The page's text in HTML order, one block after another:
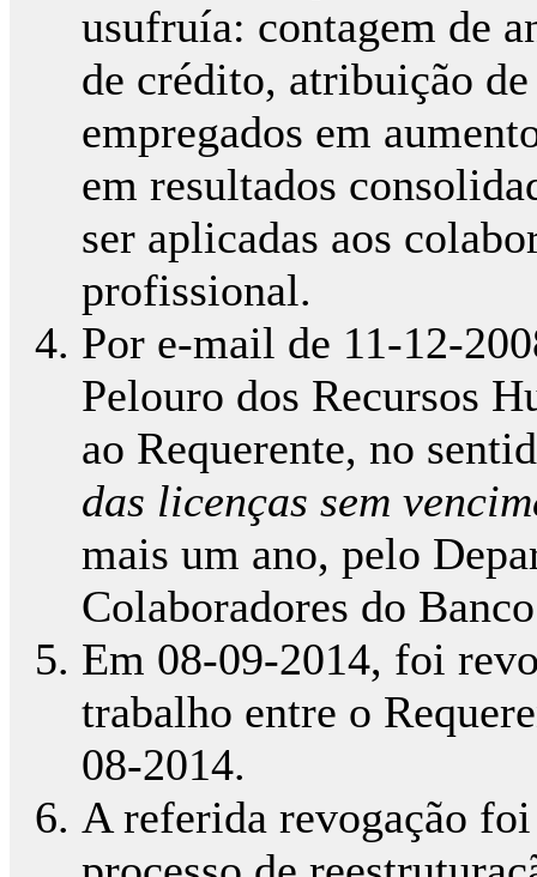
usufruía: contagem de
de crédito, atribuição de
empregados em
em resultados
ser aplicadas aos
profissional.
Por e-mail de 11-12-
Pelouro dos Recursos
ao Requerente, no
das licenças sem
mais um ano, pelo
Colaboradores do
Em 08-09-2014, foi
trabalho entre o
08-2014.
A referida revogação